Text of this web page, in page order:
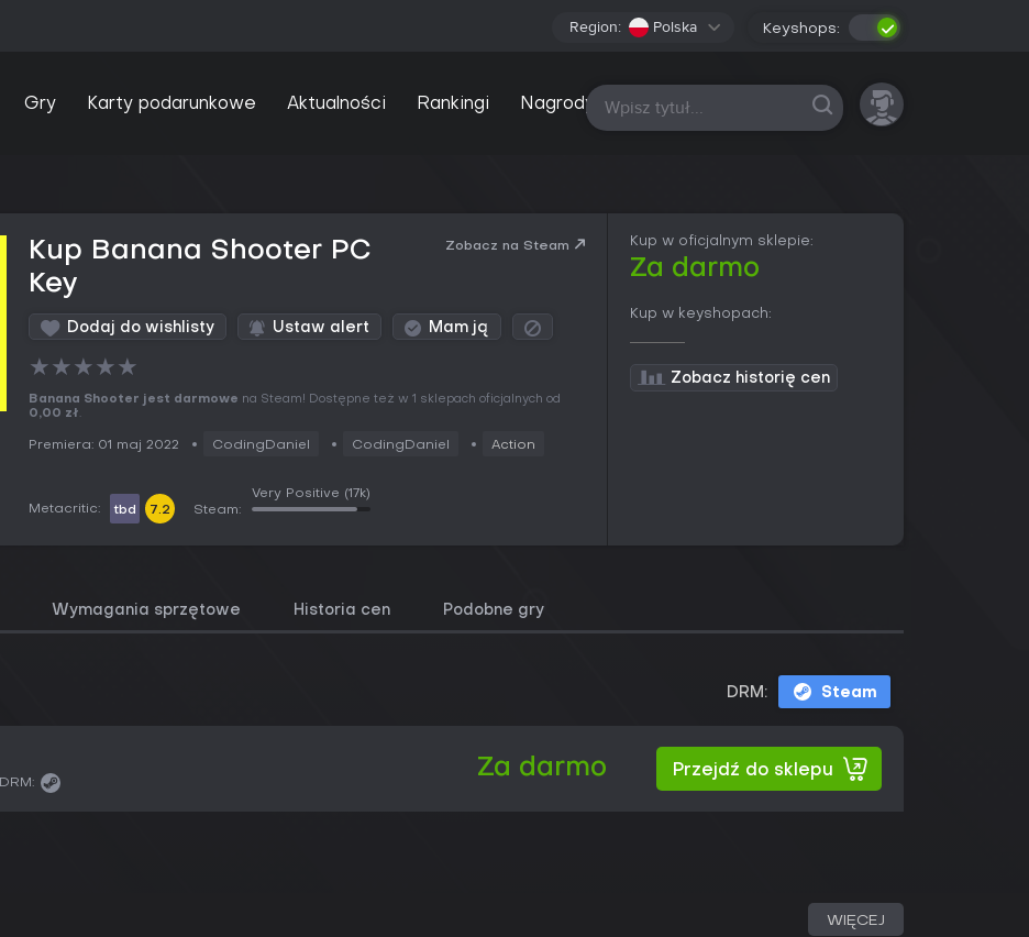
Region: Polska Keyshops:
Gry Karty podarunkowe Aktualności Rankingi Nagrody Wszystkie platformy
Kup Banana Shooter PC
Key
Zobacz na Steam
Dodaj do wishlisty Ustaw alert Mam ją
★★★★★
Banana Shooter jest darmowe na Steam! Dostępne też w 1 sklepach oficjalnych od
0,00 zł.
Premiera: 01 maj 2022 CodingDaniel CodingDaniel Action
Metacritic: tbd 7.2 Steam:
Very Positive (17k)
Kup w oficjalnym sklepie:
Za darmo
Kup w keyshopach:
Zobacz historię cen
Wymagania sprzętowe Historia cen Podobne gry
DRM: Steam
DRM:
Za darmo Przejdź do sklepu
WIĘCEJ